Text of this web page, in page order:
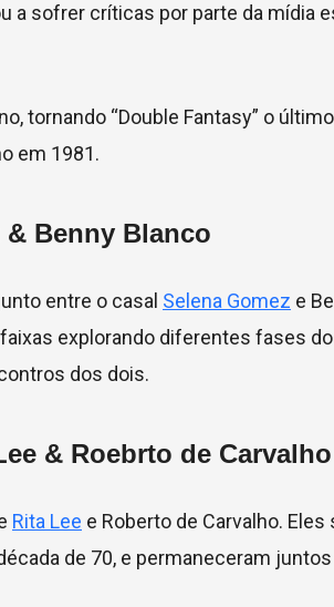
a sofrer críticas por parte da mídia
tornando “Double Fantasy” o
em 1981.
& Benny Blanco
entre o casal Selena Gomez e
explorando diferentes fases
dos dois.
& Roebrto de Carvalho
Rita Lee e Roberto de Carvalho.
de 70, e permaneceram juntos